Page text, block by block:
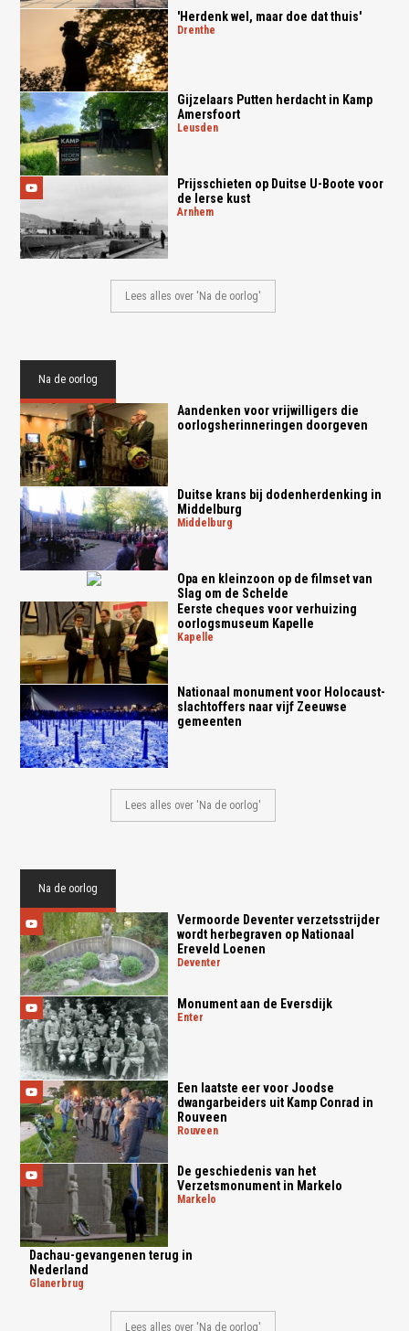
'Herdenk wel, maar doe dat thuis'
drenthe
Gijzelaars Putten herdacht in Kamp
Amersfoort
leusden
Prijsschieten op Duitse U-Boote voor
de Ierse kust
arnhem
Lees alles over 'Na de oorlog'
Na de oorlog
Aandenken voor vrijwilligers die
oorlogsherinneringen doorgeven
Duitse krans bij dodenherdenking in
Middelburg
middelburg
Opa en kleinzoon op de filmset van
Slag om de Schelde
Eerste cheques voor verhuizing
oorlogsmuseum Kapelle
kapelle
Nationaal monument voor Holocaust-
slachtoffers naar vijf Zeeuwse
gemeenten
Lees alles over 'Na de oorlog'
Na de oorlog
Vermoorde Deventer verzetsstrijder
wordt herbegraven op Nationaal
Ereveld Loenen
deventer
Monument aan de Eversdijk
enter
Een laatste eer voor Joodse
dwangarbeiders uit Kamp Conrad in
Rouveen
rouveen
De geschiedenis van het
Verzetsmonument in Markelo
markelo
Dachau-gevangenen terug in
Nederland
glanerbrug
Lees alles over 'Na de oorlog'